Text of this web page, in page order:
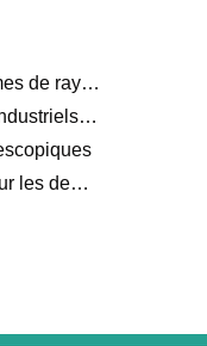
Comment choisir un convoyeur à rouleaux par gravité pour les systèmes de rayonnage à flux de palettes
Fabricant de rouleaux de convoyeur robustes : ce que les acheteurs industriels doivent savoir
Cyber ​​​​Monday pour les fabricants : comment choisir un convoyeur pour les demandes de production de pointe